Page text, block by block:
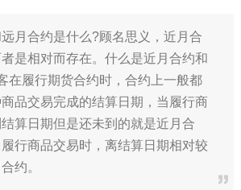
合约是什么?顾名思义，近月合
是相对而存在。什么是近月合约和
在履行期货合约时，合约上一般都
品交易完成的结算日期，当履行商
算日期但是还未到的就是近月合
行商品交易时，离结算日期相对较
约。